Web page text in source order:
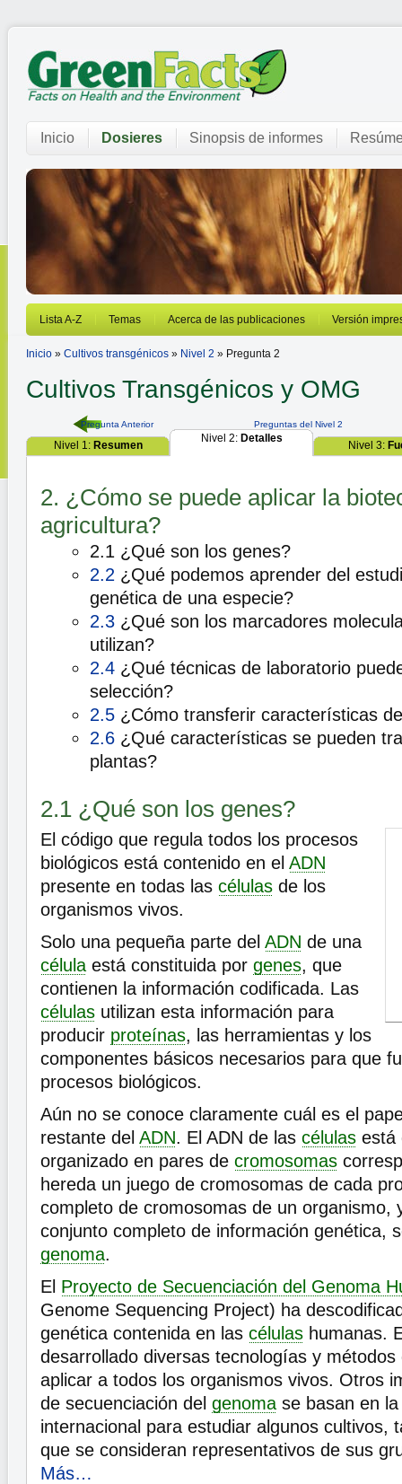
Inicio Dosieres Sinopsis de informes
Lista A-Z Temas Acerca de las publicaciones Versión
Inicio » Cultivos transgénicos » Nivel 2 » Pregunta 2
Cultivos Transgénicos y OMG
Pregunta Anterior Preguntas del Nivel 2
Nivel 1: Resumen
Nivel 2: Detalles
Nivel 3:
2. ¿Cómo se puede aplicar la
agricultura?
2.1 ¿Qué son los genes?
2.2 ¿Qué podemos aprender del
genética de una especie?
2.3 ¿Qué son los marcadores
utilizan?
2.4 ¿Qué técnicas de laboratorio
selección?
2.5 ¿Cómo transferir características
2.6 ¿Qué características se pueden
plantas?
2.1 ¿Qué son los genes?
El código que regula todos los procesos
biológicos está contenido en el ADN
presente en todas las células de los
organismos vivos.
Solo una pequeña parte del ADN de una
célula está constituida por genes, que
contienen la información codificada. Las
células utilizan esta información para
producir proteínas, las herramientas y los
componentes básicos necesarios para que
procesos biológicos.
Aún no se conoce claramente cuál es el
restante del ADN. El ADN de las células está
organizado en pares de cromosomas
hereda un juego de cromosomas de cada
completo de cromosomas de un organismo,
conjunto completo de información genética,
genoma.
El Proyecto de Secuenciación del Genoma
Genome Sequencing Project) ha
genética contenida en las células humanas.
desarrollado diversas tecnologías y métodos
aplicar a todos los organismos vivos. Otros
de secuenciación del genoma se basan en
internacional para estudiar algunos cultivos,
que se consideran representativos de sus
Más…